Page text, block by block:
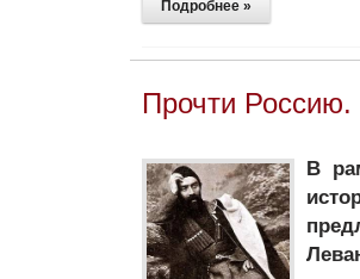
Подробнее »
Прочти Россию.
В